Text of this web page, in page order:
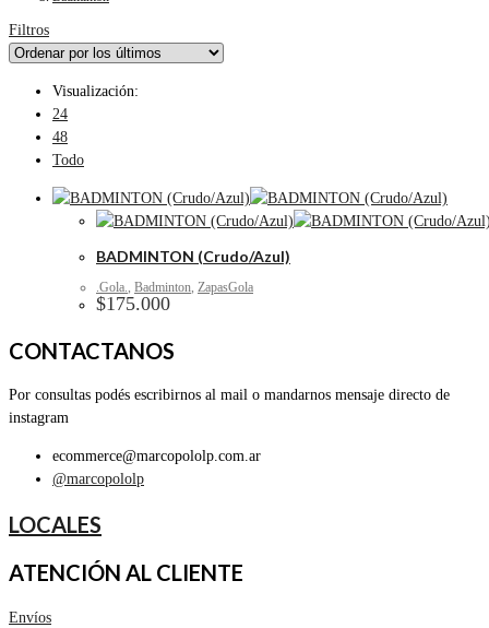
Filtros
Visualización:
24
48
Todo
BADMINTON (Crudo/Azul)
.Gola., Badminton, ZapasGola
$175.000
CONTACTANOS
Por consultas podés escribirnos al mail o mandarnos mensaje directo de
instagram
ecommerce@marcopololp.com.ar
@marcopololp
LOCALES
ATENCIÓN AL CLIENTE
Envíos